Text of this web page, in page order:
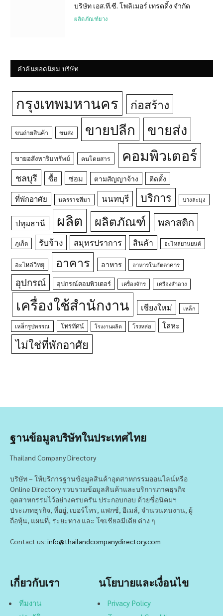
บริษัท เอส.ที.ซี. โพลิเมอร์ เทรดดิ้ง จำกัด
ผลิตภัณฑ์ยาง
คำค้นยอดนิยม บริษัท
กรุงเทพมหานคร ก่อสร้าง
ขนถ่ายสินค้า ขนส่ง ขายปลีก ขายส่ง
ขายอสังหาริมทรัพย์ คนโดยสาร คอมพิวเตอร์
ชลบุรี ซื้อ ซ่อม ตามสัญญาจ้าง ติดตั้ง
ที่พักอาศัย นครราชสีมา นนทบุรี บริการ บางละมุง
ปทุมธานี ผลิต ผลิตภัณฑ์ พลาสติก
ภูเก็ต รับจ้าง สมุทรปราการ สินค้า อะไหล่ยานยนต์
อะไหล่วิทยุ อาคาร อาหาร อาหารในภัตตาคาร
อุปกรณ์ อุปกรณ์คอมพิวเตอร์ เครื่องจักร เครื่องสำอาง
เครื่องใช้สำนักงาน เชียงใหม่ เหล็ก
เหล็กรูปพรรณ โทรทัศน์ โรงงานผลิต โรงหล่อ โลหะ
ไม่ใช่ที่พักอาศัย
ฐานข้อมูลบริษัทในประเทศไทย
Thailand Company Directory
บริษัท – ให้บริการฐานข้อมูลสินค้าอุตสาหกรรมออนไลน์หรือ
Online Directory รวบรวมข้อมูลสินค้าและบริการภาคธุรกิจ
อุตสาหกรรมไว้อย่างครบครัน ประกอบกอบ ด้วยชื่อนิคมฯ
ประเภทธุรกิจ, ที่อยู่, เบอร์โทร, แฟกซ์, อีเมล์, จำนวนคนงาน, ผู้
ถือหุ้น, แผนที่, ระยะทาง และ โซเชียลมีเดีย ต่าง ๆ
Contact us: info@thailandcompanydirectory.com
เกี่ยวกับเรา
ทีมงาน
นโยบายและเงื่อนไข
Privacy Policy